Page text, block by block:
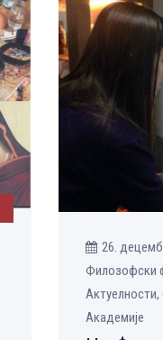
26.
Филозофски
Aктуелности,
Академије